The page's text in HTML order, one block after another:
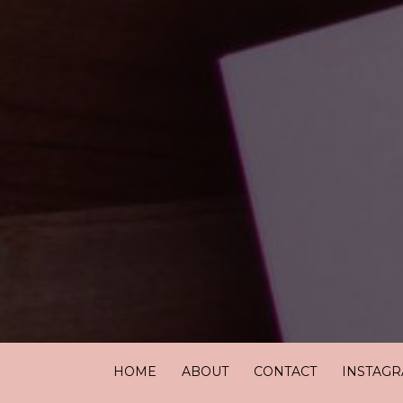
HOME ABOUT CONTACT